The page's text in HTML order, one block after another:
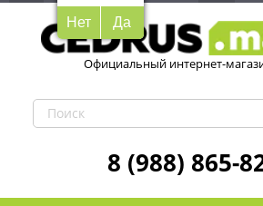
Нет Да
Официальный интернет-
8 (988) 865-